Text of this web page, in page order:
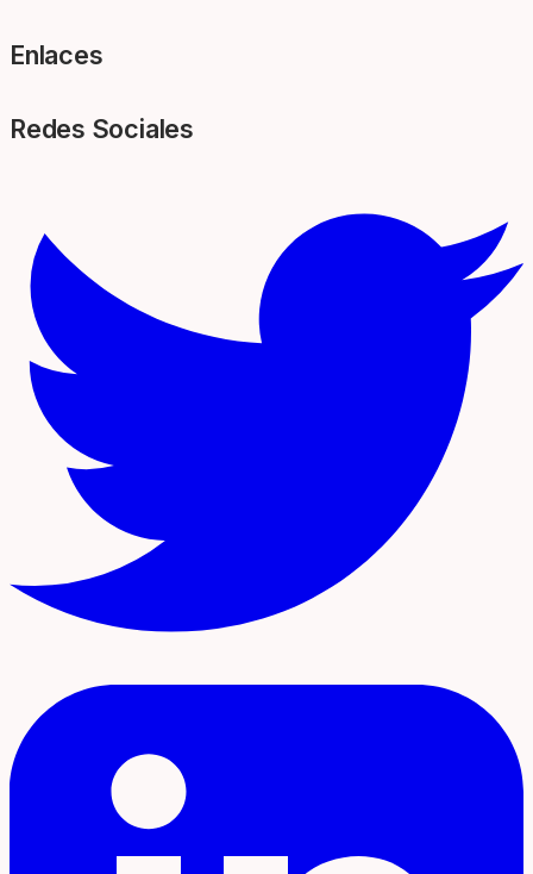
Enlaces
Redes Sociales